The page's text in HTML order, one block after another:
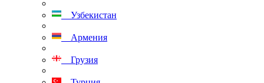
Узбекистан
Армения
Грузия